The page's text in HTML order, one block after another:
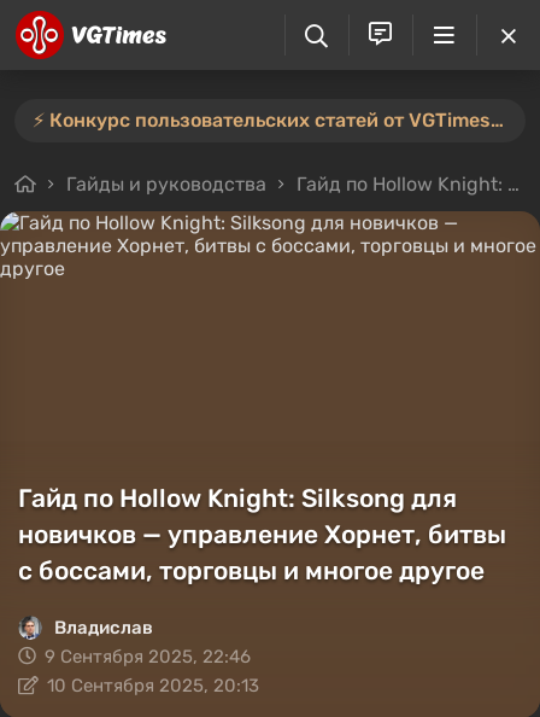
⚡️ Конкурс пользовательских статей от VGTimes продлён — участвуйте тут ⚡️
Гайды и руководства Гайд по Hollow Knight: Silksong для новичков — управление Хорнет, битвы с боссами, торговцы и многое другое
Гайд по Hollow Knight: Silksong для
новичков — управление Хорнет, битвы
с боссами, торговцы и многое другое
Владислав
9 Сентября 2025, 22:46
10 Сентября 2025, 20:13